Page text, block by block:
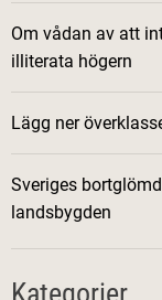
i
d
Om vådan av att
illiterata högern
Lägg ner
Sveriges
landsbygden